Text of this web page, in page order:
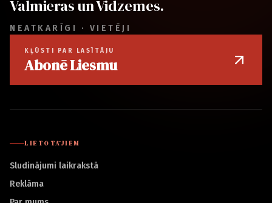
Valmieras un Vidzemes.
NEATKARĪGI · VIETĒJI
KĻŪSTI PAR LASĪTĀJU
Abonē Liesmu
LIETOTĀJIEM
Sludinājumi laikrakstā
Reklāma